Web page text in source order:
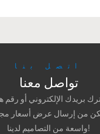
اتصل بنا
تواصل معنا
بريدك الإلكتروني أو رقم
من إرسال عرض أسعار
واسعة من التصاميم لدينا!